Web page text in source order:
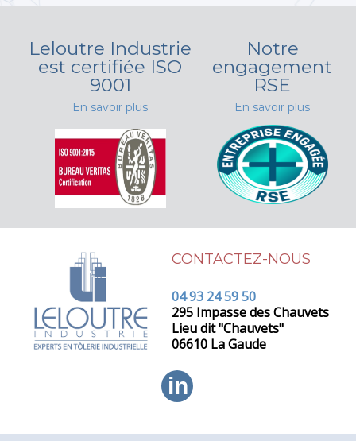
Leloutre Industrie
est certifiée ISO
9001
En savoir plus
Notre
engagement
RSE
En savoir plus
CONTACTEZ-NOUS
04 93 24 59 50
295 Impasse des Chauvets
Lieu dit "Chauvets"
06610 La Gaude
in